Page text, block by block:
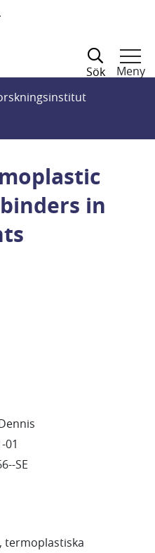
Sök
Meny
in
01
SE
termoplastiska